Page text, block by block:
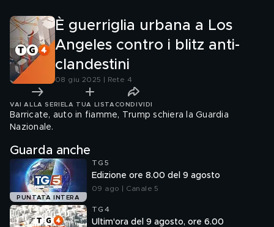
È guerriglia urbana a Los
Angeles contro i blitz anti-
clandestini
08 giu 2025 | Rete 4
VAI ALLA SERIE LA TUA LISTA CONDIVIDI
Barricate, auto in fiamme, Trump schiera la Guardia
Nazionale.
Guarda anche
PUNTATA INTERA
TG5
Edizione ore 8.00 del 9 agosto
09 ago | Canale 5
TG4
Ultim'ora del 9 agosto, ore 6.00